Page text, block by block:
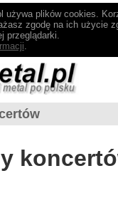
używa plików cookies.
zgodę na ich użycie
przeglądarki.
.